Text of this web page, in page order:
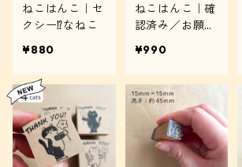
ねこはんこ｜セ
クシー⁉なねこ
¥880
ねこはんこ｜確
認済み／お願い
¥990